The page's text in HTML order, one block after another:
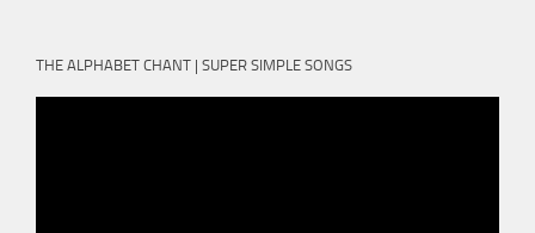
THE ALPHABET CHANT | SUPER SIMPLE SONGS